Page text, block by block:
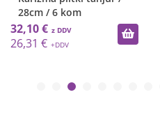
28cm / 6 kom
32,10 €
26,31 €